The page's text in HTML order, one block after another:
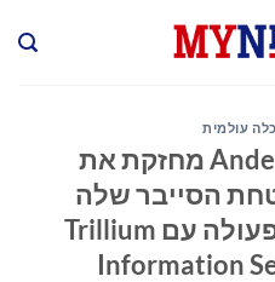
עולמית
Andersen Consulting מחזקת את
הסייבר שלה
באמצעות שיתוף פעולה עם Trillium
Information